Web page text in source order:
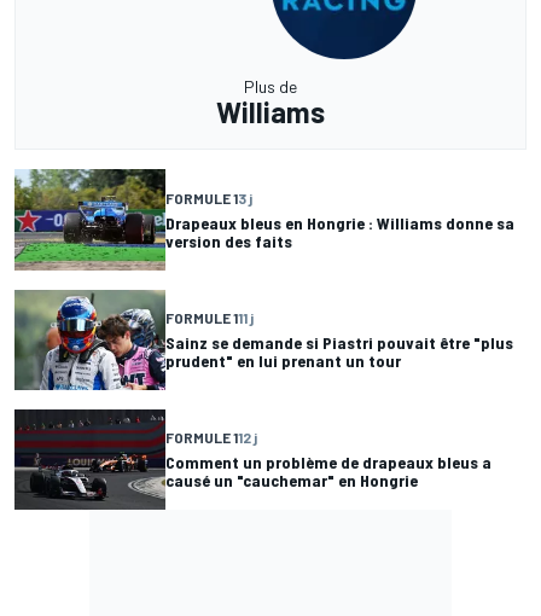
Plus de
Williams
FORMULE 13 j
Drapeaux bleus en Hongrie : Williams donne sa
version des faits
FORMULE 111 j
Sainz se demande si Piastri pouvait être "plus
prudent" en lui prenant un tour
FORMULE 112 j
Comment un problème de drapeaux bleus a
causé un "cauchemar" en Hongrie